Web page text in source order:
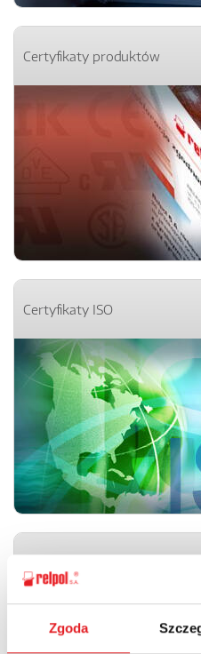
Zgoda
Certyfikaty produktów
Certyfikaty ISO